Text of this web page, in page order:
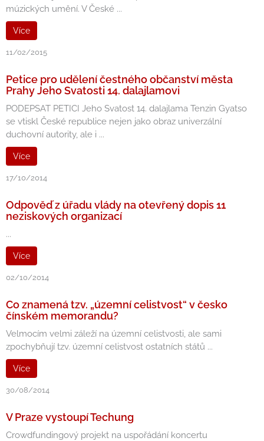
múzických umění. V České ...
Více
11/02/2015
Petice pro udělení čestného občanství města
Prahy Jeho Svatosti 14. dalajlamovi
PODEPSAT PETICI Jeho Svatost 14. dalajlama Tenzin Gyatso
se vtiskl České republice nejen jako obraz univerzální
duchovní autority, ale i ...
Více
17/10/2014
Odpověď z úřadu vlády na otevřený dopis 11
neziskových organizací
...
Více
02/10/2014
Co znamená tzv. „územní celistvost“ v česko
čínském memorandu?
Velmocím velmi záleží na územní celistvosti, ale sami
zpochybňují tzv. územní celistvost ostatních států ...
Více
30/08/2014
V Praze vystoupí Techung
Crowdfundingový projekt na uspořádání koncertu